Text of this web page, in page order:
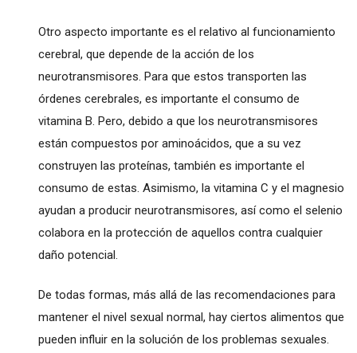
Otro aspecto importante es el relativo al funcionamiento
cerebral, que depende de la acción de los
neurotransmisores. Para que estos transporten las
órdenes cerebrales, es importante el consumo de
vitamina B. Pero, debido a que los neurotransmisores
están compuestos por aminoácidos, que a su vez
construyen las proteínas, también es importante el
consumo de estas. Asimismo, la vitamina C y el magnesio
ayudan a producir neurotransmisores, así como el selenio
colabora en la protección de aquellos contra cualquier
daño potencial.
De todas formas, más allá de las recomendaciones para
mantener el nivel sexual normal, hay ciertos alimentos que
pueden influir en la solución de los problemas sexuales.